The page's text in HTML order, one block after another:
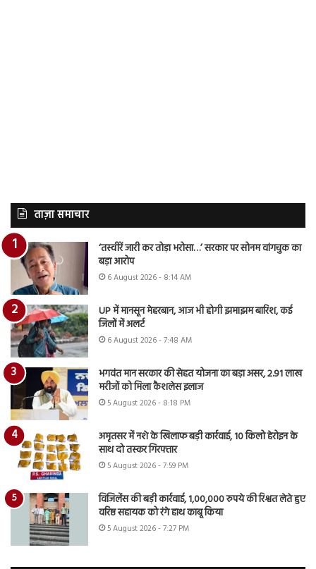
ताज़ा समाचार
‘तस्वीरें जारी कर तोड़ा भरोसा…’ सरकार पर सोनम वांगचुक का
बड़ा आरोप
6 August 2026 - 8:14 AM
UP में मानसून मेहरबान, आज भी होगी झमाझम बारिश, कई
जिलों में अलर्ट
6 August 2026 - 7:48 AM
भगवंत मान सरकार की सेहत योजना का बड़ा असर, 2.91 लाख
मरीजों को मिला कैशलेस इलाज
5 August 2026 - 8:18 PM
अमृतसर में नशे के खिलाफ बड़ी कार्रवाई, 10 किलो हेरोइन के
साथ दो तस्कर गिरफ्तार
5 August 2026 - 7:59 PM
विजिलेंस की बड़ी कार्रवाई, 1,00,000 रुपये की रिश्वत लेते हुए
वरिष्ठ सहायक को रंगे हाथ काबू किया
5 August 2026 - 7:27 PM